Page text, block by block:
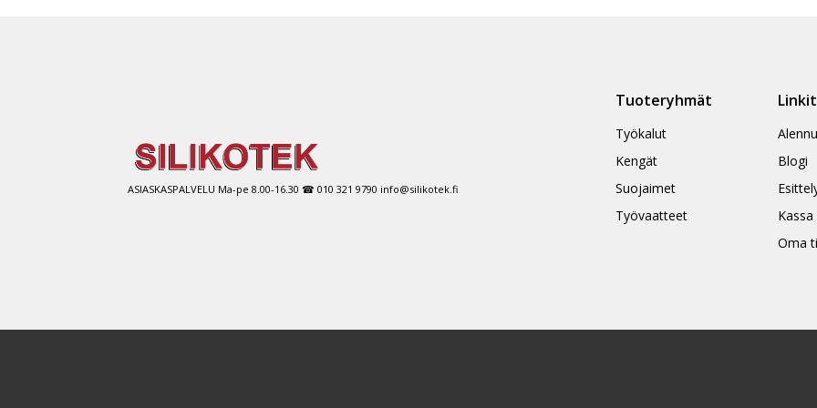
valinnat
tuotteen
sivulla.
ASIASKASPALVELU Ma-pe 8.00-16.30 ☎ 010 321 9790 info@silikotek.fi
Tuoteryhmät
Työkalut
Kengät
Suojaimet
Työvaatteet
Linkit
Blogi
Kassa
Oma